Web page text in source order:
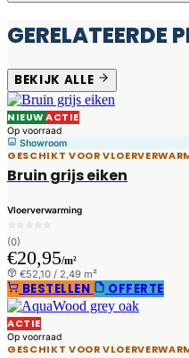
GERELATEERDE
BEKIJK ALLE
NIEUWACTIE
Op voorraad
Showroom
GESCHIKT VOOR
Bruin grijs eiken
Vloerverwarming
(0)
€20,95/m²
€52,10 / 2,49 m²
BESTELLEN OFFERTE
ACTIE
Op voorraad
GESCHIKT VOOR